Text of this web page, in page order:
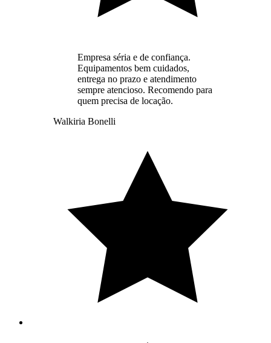
Empresa séria e de confiança.
Equipamentos bem cuidados,
entrega no prazo e atendimento
sempre atencioso. Recomendo para
quem precisa de locação.
Walkiria Bonelli